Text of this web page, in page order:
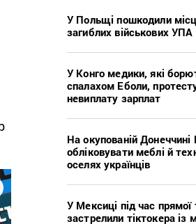
У Польщі пошкодили
загиблих військових УПА
У Конго медики, які
спалахом Еболи,
невиплату зарплат
На окупованій
обліковувати меблі й
оселях українців
У Мексиці під час прямої
застрелили тіктокера